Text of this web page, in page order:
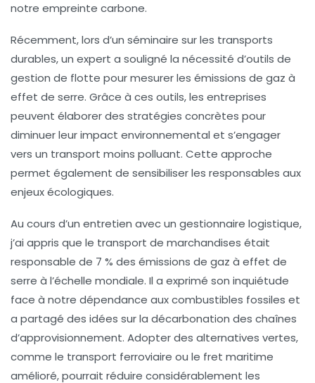
notre empreinte carbone.
Récemment, lors d’un séminaire sur les transports
durables, un expert a souligné la nécessité d’outils de
gestion de flotte pour mesurer les émissions de gaz à
effet de serre. Grâce à ces outils, les entreprises
peuvent élaborer des stratégies concrètes pour
diminuer leur impact environnemental et s’engager
vers un transport moins polluant. Cette approche
permet également de sensibiliser les responsables aux
enjeux écologiques.
Au cours d’un entretien avec un gestionnaire logistique,
j’ai appris que le transport de marchandises était
responsable de 7 % des émissions de gaz à effet de
serre à l’échelle mondiale. Il a exprimé son inquiétude
face à notre dépendance auxcombustibles fossiles et
a partagé des idées sur la décarbonation des chaînes
d’approvisionnement. Adopter des alternatives vertes,
comme le transport ferroviaire ou le fret maritime
amélioré, pourrait réduire considérablement les